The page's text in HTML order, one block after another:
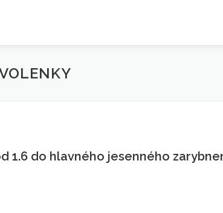
1.6 do hlavného jesenného